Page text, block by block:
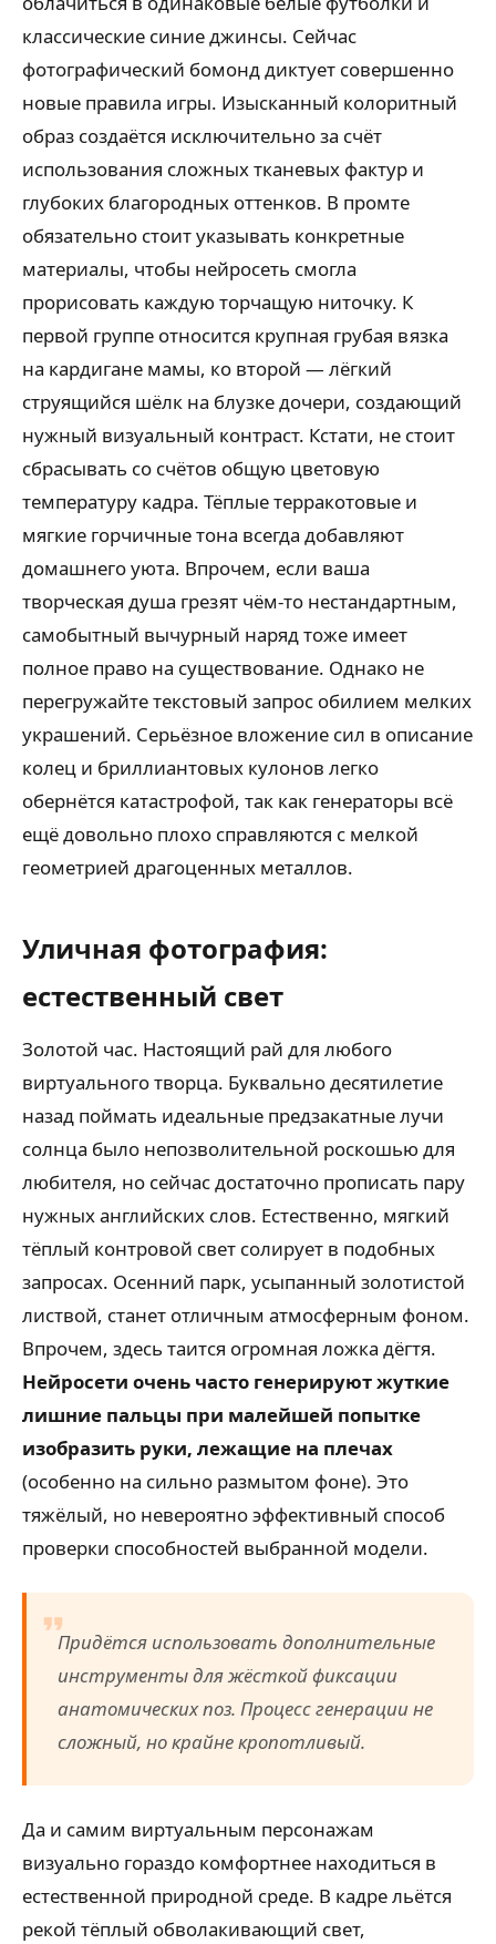
классические синие джинсы. Сейчас
фотографический бомонд диктует совершенно
новые правила игры. Изысканный колоритный
образ создаётся исключительно за счёт
использования сложных тканевых фактур и
глубоких благородных оттенков. В промте
обязательно стоит указывать конкретные
материалы, чтобы нейросеть смогла
прорисовать каждую торчащую ниточку. К
первой группе относится крупная грубая вязка
на кардигане мамы, ко второй — лёгкий
струящийся шёлк на блузке дочери, создающий
нужный визуальный контраст. Кстати, не стоит
сбрасывать со счётов общую цветовую
температуру кадра. Тёплые терракотовые и
мягкие горчичные тона всегда добавляют
домашнего уюта. Впрочем, если ваша
творческая душа грезят чём-то нестандартным,
самобытный вычурный наряд тоже имеет
полное право на существование. Однако не
перегружайте текстовый запрос обилием мелких
украшений. Серьёзное вложение сил в описание
колец и бриллиантовых кулонов легко
обернётся катастрофой, так как генераторы всё
ещё довольно плохо справляются с мелкой
геометрией драгоценных металлов.
Уличная фотография:
естественный свет
Золотой час. Настоящий рай для любого
виртуального творца. Буквально десятилетие
назад поймать идеальные предзакатные лучи
солнца было непозволительной роскошью для
любителя, но сейчас достаточно прописать пару
нужных английских слов. Естественно, мягкий
тёплый контровой свет солирует в подобных
запросах. Осенний парк, усыпанный золотистой
листвой, станет отличным атмосферным фоном.
Впрочем, здесь таится огромная ложка дёгтя.
Нейросети очень часто генерируют жуткие
лишние пальцы при малейшей попытке
изобразить руки, лежащие на плечах
(особенно на сильно размытом фоне). Это
тяжёлый, но невероятно эффективный способ
проверки способностей выбранной модели.
Придётся использовать дополнительные
инструменты для жёсткой фиксации
анатомических поз. Процесс генерации не
сложный, но крайне кропотливый.
Да и самим виртуальным персонажам
визуально гораздо комфортнее находиться в
естественной природной среде. В кадре льётся
рекой тёплый обволакивающий свет,